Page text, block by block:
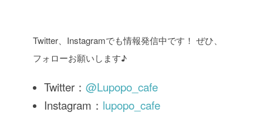
Twitter、Instagramでも情報発信中です！ ぜひ、
フォローお願いします♪
Twitter： @Lupopo_cafe
Instagram： lupopo_cafe